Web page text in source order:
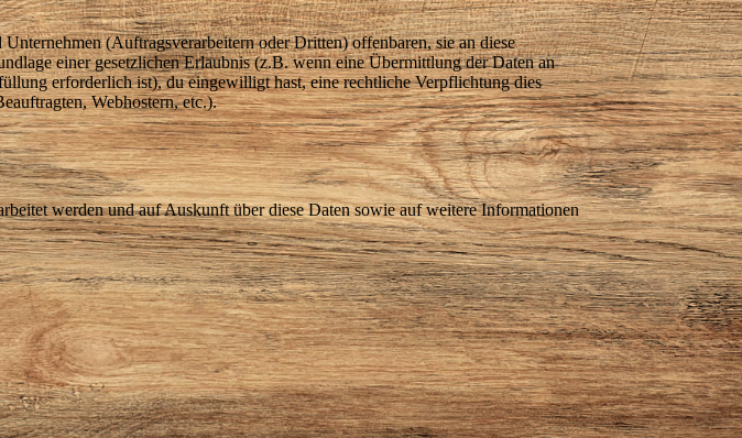
(Auftragsverarbeitern oder Dritten) offenbaren, sie an diese
einer gesetzlichen Erlaubnis (z.B. wenn eine Übermittlung der Daten an
erforderlich ist), du eingewilligt hast, eine rechtliche Verpflichtung dies
Webhostern, etc.).
werden und auf Auskunft über diese Daten sowie auf weitere Informationen